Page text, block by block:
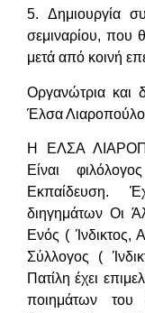
5. Δημιουργία
σεμιναρίου, που
μετά από κοινή
Οργανώτρια και
Έλσα
Η ΕΛΣΑ
Είναι
Εκπαίδευση.
διηγημάτων Οι
Ενός ( Ίνδικτος,
Σύλλογος (
Πατίλη έχει
ποιημάτων του